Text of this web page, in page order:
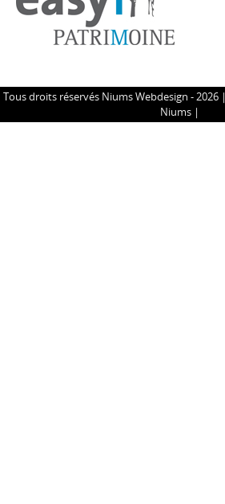
Tous droits réservés Niums Webdesign - 2026 |
Niums|